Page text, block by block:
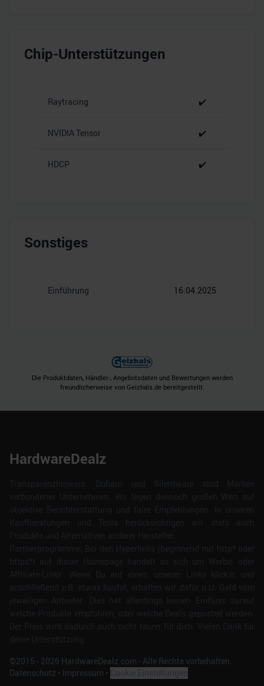
Chip-Unterstützungen
Raytracing ✔️
NVIDIA Tensor ✔️
HDCP ✔️
Sonstiges
Einführung 16.04.2025
Die Produktdaten, Händler-, Angebotsdaten und Bewertungen werden
freundlicherweise von Geizhals.de bereitgestellt.
HardwareDealz
©2015 - 2026 HardwareDealz.com - Alle Rechte vorbehalten.
Datenschutz • Impressum •